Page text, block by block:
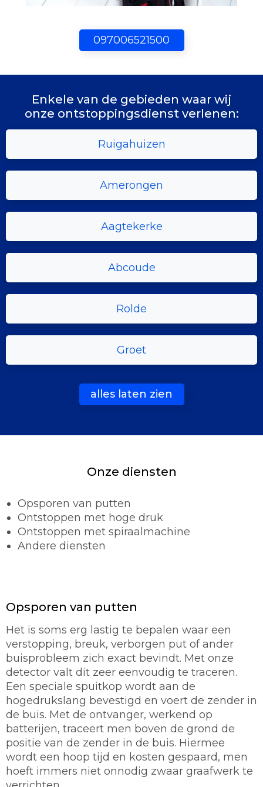
097006521500
Enkele van de gebieden waar wij
onze ontstoppingsdienst verlenen:
Ruigahuizen
Amerongen
Aagtekerke
Abcoude
Rolde
Groet
alles laten zien
Onze diensten
Opsporen van putten
Ontstoppen met hoge druk
Ontstoppen met spiraalmachine
Andere diensten
Opsporen van putten
Het is soms erg lastig te bepalen waar een
verstopping, breuk, verborgen put of ander
buisprobleem zich exact bevindt. Met onze
detector valt dit zeer eenvoudig te traceren.
Een speciale spuitkop wordt aan de
hogedrukslang bevestigd en voert de zender in
de buis. Met de ontvanger, werkend op
batterijen, traceert men boven de grond de
positie van de zender in de buis. Hiermee
wordt een hoop tijd en kosten gespaard, men
hoeft immers niet onnodig zwaar graafwerk te